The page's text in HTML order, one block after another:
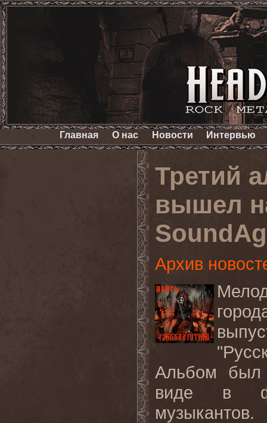
Главная О нас Новости Интервью
Третий
вышел
Архив
Альбом был
виде в
музыкантов.